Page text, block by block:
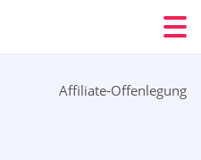
Affiliate-Offenlegung